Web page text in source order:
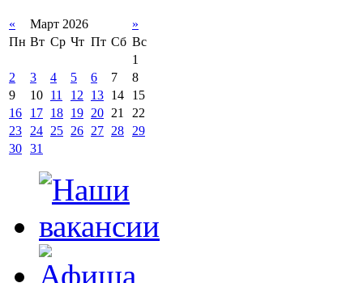
« Март 2026
»
Пн Вт Ср Чт Пт Сб Вс
1
2
3 4 5 6 7
8
9
10 11 12 13 14
15
16
17 18 19 20 21
22
23
24 25 26 27 28
29
30 31